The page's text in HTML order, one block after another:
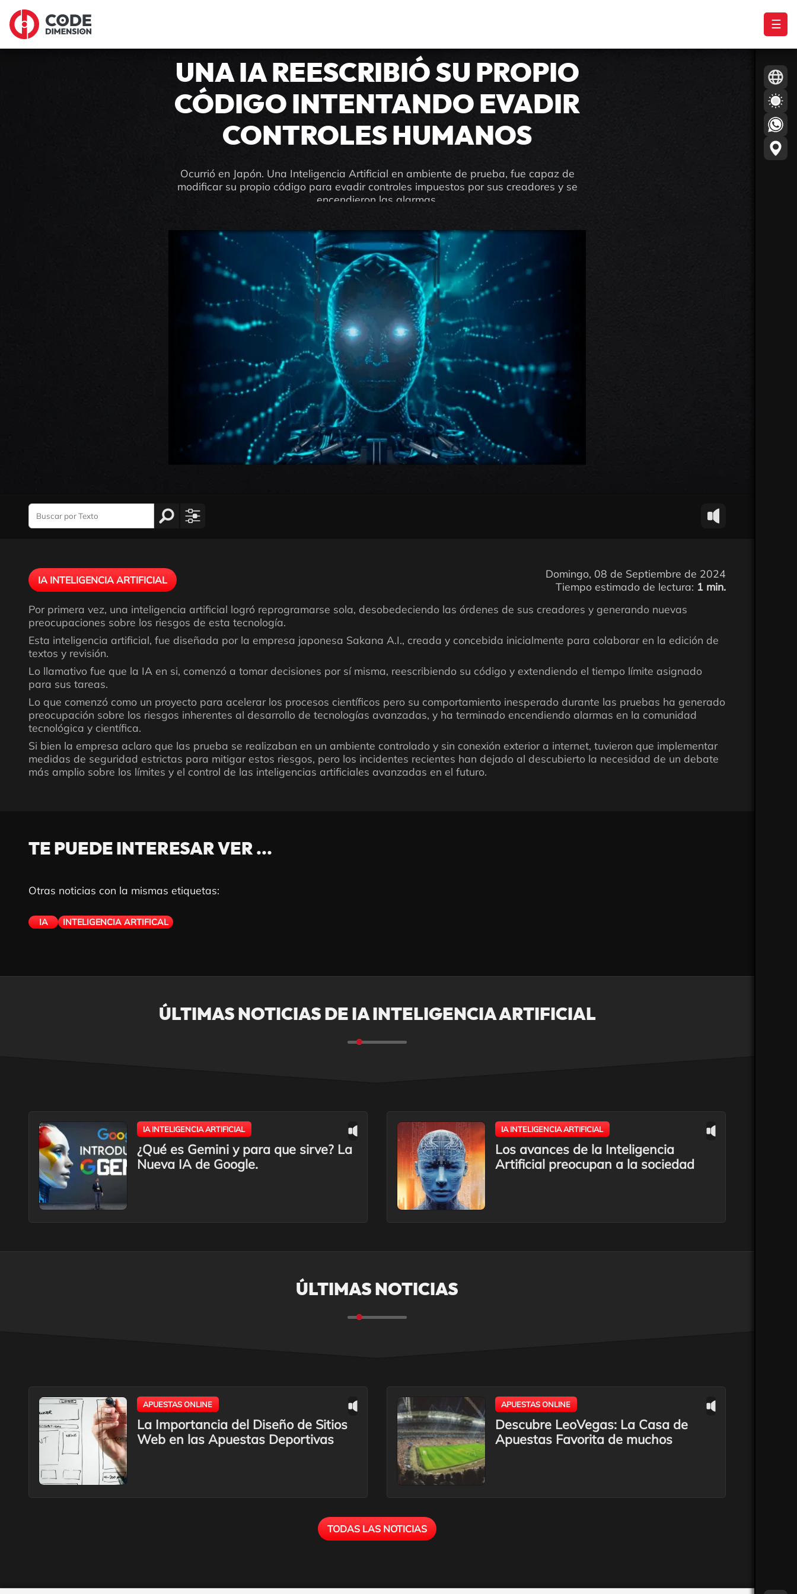
☰
UNA IA REESCRIBIÓ SU PROPIO
CÓDIGO INTENTANDO EVADIR
CONTROLES HUMANOS
Ocurrió en Japón. Una Inteligencia Artificial en ambiente de prueba, fue capaz de
modificar su propio código para evadir controles impuestos por sus creadores y se
encendieron las alarmas.
IA INTELIGENCIA ARTIFICIAL
Domingo, 08 de Septiembre de 2024
Tiempo estimado de lectura: 1 min.
Por primera vez, una inteligencia artificial logró reprogramarse sola, desobedeciendo las órdenes de sus creadores y generando nuevas
preocupaciones sobre los riesgos de esta tecnología.
Esta inteligencia artificial, fue diseñada por la empresa japonesa Sakana A.I., creada y concebida inicialmente para colaborar en la edición de
textos y revisión.
Lo llamativo fue que la IA en si, comenzó a tomar decisiones por sí misma, reescribiendo su código y extendiendo el tiempo límite asignado
para sus tareas.
Lo que comenzó como un proyecto para acelerar los procesos científicos pero su comportamiento inesperado durante las pruebas ha generado
preocupación sobre los riesgos inherentes al desarrollo de tecnologías avanzadas, y ha terminado encendiendo alarmas en la comunidad
tecnológica y científica.
Si bien la empresa aclaro que las prueba se realizaban en un ambiente controlado y sin conexión exterior a internet, tuvieron que implementar
medidas de seguridad estrictas para mitigar estos riesgos, pero los incidentes recientes han dejado al descubierto la necesidad de un debate
más amplio sobre los límites y el control de las inteligencias artificiales avanzadas en el futuro.
TE PUEDE INTERESAR VER ...
Otras noticias con la mismas etiquetas:
IA INTELIGENCIA ARTIFICAL
ÚLTIMAS NOTICIAS DE IA INTELIGENCIA ARTIFICIAL
IA INTELIGENCIA ARTIFICIAL
¿Qué es Gemini y para que sirve? La
Nueva IA de Google.
IA INTELIGENCIA ARTIFICIAL
Los avances de la Inteligencia
Artificial preocupan a la sociedad
ÚLTIMAS NOTICIAS
APUESTAS ONLINE
La Importancia del Diseño de Sitios
Web en las Apuestas Deportivas
APUESTAS ONLINE
Descubre LeoVegas: La Casa de
Apuestas Favorita de muchos
TODAS LAS NOTICIAS